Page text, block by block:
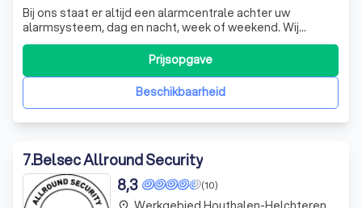
Bij ons staat er altijd een alarmcentrale achter uw
alarmsysteem, dag en nacht, week of weekend. Wij
zorgen ervoor dat u altijd weet wie u aan de lijn heeft als
uw systeem iets opmerkt. Bij onraad ontvangt u
onmiddellijk een telefoontje, 365 dagen per jaar, 24 uur
per dag. Onze overzichtscamera's bi
Beschikbaarheid
Prijsopgave
7.Belsec Allround Security
(10)
8,3
place